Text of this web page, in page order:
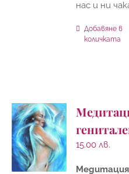
нас и ни
Добавяне в
количката
15.00лв.